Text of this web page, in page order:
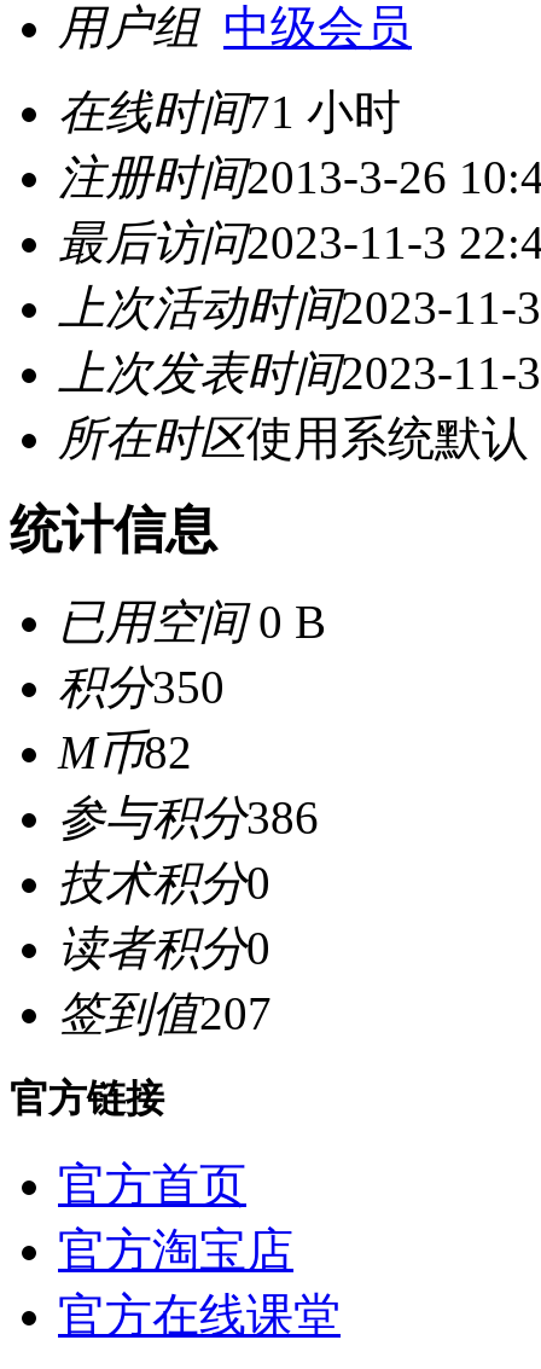
用户组 中级会员
在线时间71 小时
注册时间2013-3-26
最后访问2023-11-3
上次活动时间2023-11-
上次发表时间2023-11-
所在时区使用系统默认
统计信息
已用空间0 B
积分350
M币82
参与积分386
技术积分0
读者积分0
签到值207
官方链接
官方首页
官方淘宝店
官方在线课堂